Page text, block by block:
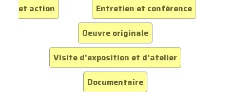
et action
Entretien et conférence
Oeuvre originale
Visite d'exposition et d'atelier
Documentaire